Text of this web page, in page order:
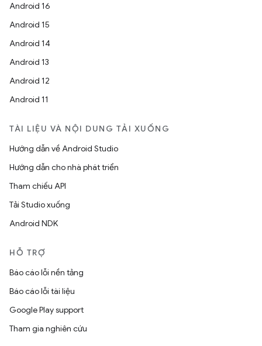
Android 16
Android 15
Android 14
Android 13
Android 12
Android 11
TÀI LIỆU VÀ NỘI DUNG TẢI XUỐNG
Hướng dẫn về Android Studio
Hướng dẫn cho nhà phát triển
Tham chiếu API
Tải Studio xuống
Android NDK
HỖ TRỢ
Báo cáo lỗi nền tảng
Báo cáo lỗi tài liệu
Google Play support
Tham gia nghiên cứu